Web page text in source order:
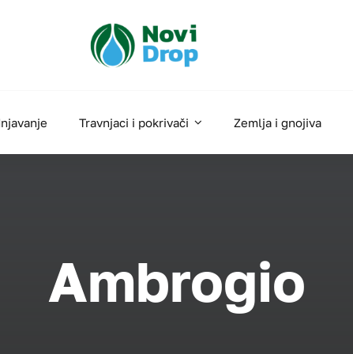
Travnjaci i pokrivači Zemlja i gnojiva
Ambrogio